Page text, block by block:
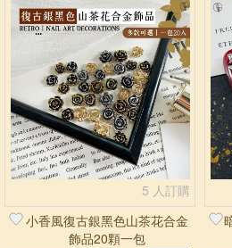
5 人訂購
小香風復古銀黑色山茶花合金
飾品20顆一包